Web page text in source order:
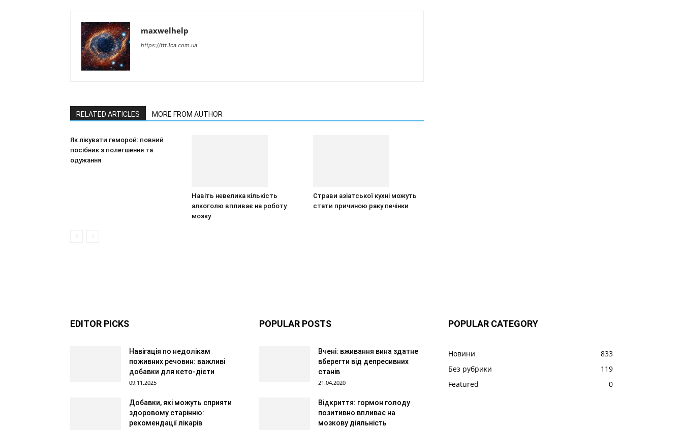
maxwelhelp
https://ttt.1ca.com.ua
RELATED ARTICLES MORE FROM AUTHOR
Як лікувати геморой: повний
посібник з полегшення та
одужання
Навіть невелика кількість
алкоголю впливає на роботу
мозку
Страви азіатської кухні можуть
стати причиною раку печінки
EDITOR PICKS
Навігація по недолікам
поживних речовин: важливі
добавки для кето-дієти
09.11.2025
Добавки, які можуть сприяти
здоровому старінню:
рекомендації лікарів
POPULAR POSTS
Вчені: вживання вина здатне
вберегти від депресивних
станів
21.04.2020
Відкриття: гормон голоду
позитивно впливає на
мозкову діяльність
POPULAR CATEGORY
Новини
833
Без рубрики
119
Featured
0